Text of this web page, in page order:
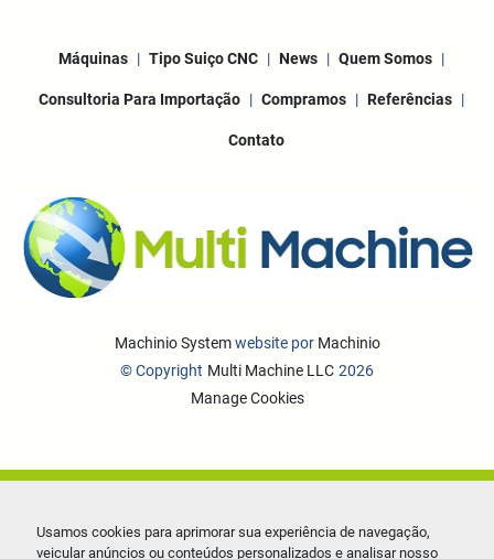
Usamos cookies para aprimorar sua experiência de navegação,
veicular anúncios ou conteúdos personalizados e analisar nosso
Máquinas Tipo Suiço CNC News Quem Somos
Consultoria Para Importação Compramos Referências
Contato
Machinio Systemwebsite por Machinio
© Copyright Multi Machine LLC 2026
Manage Cookies